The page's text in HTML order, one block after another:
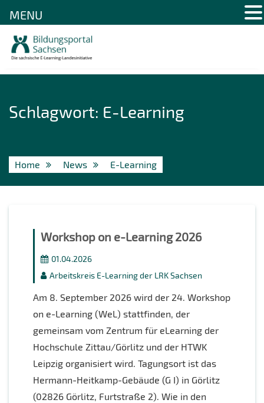
Schlagwort: E-Learning
Home News E-Learning
Workshop on e-Learning 2026
01.04.2026
Arbeitskreis E-Learning der LRK Sachsen
Am 8. September 2026 wird der 24. Workshop
on e-Learning (WeL) stattfinden, der
gemeinsam vom Zentrum für eLearning der
Hochschule Zittau/Görlitz und der HTWK
Leipzig organisiert wird. Tagungsort ist das
Hermann-Heitkamp-Gebäude (G I) in Görlitz
(02826 Görlitz, Furtstraße 2). Wie in den
MENU